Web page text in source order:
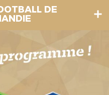
DE